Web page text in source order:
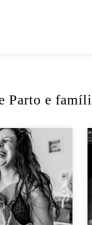
Parto e